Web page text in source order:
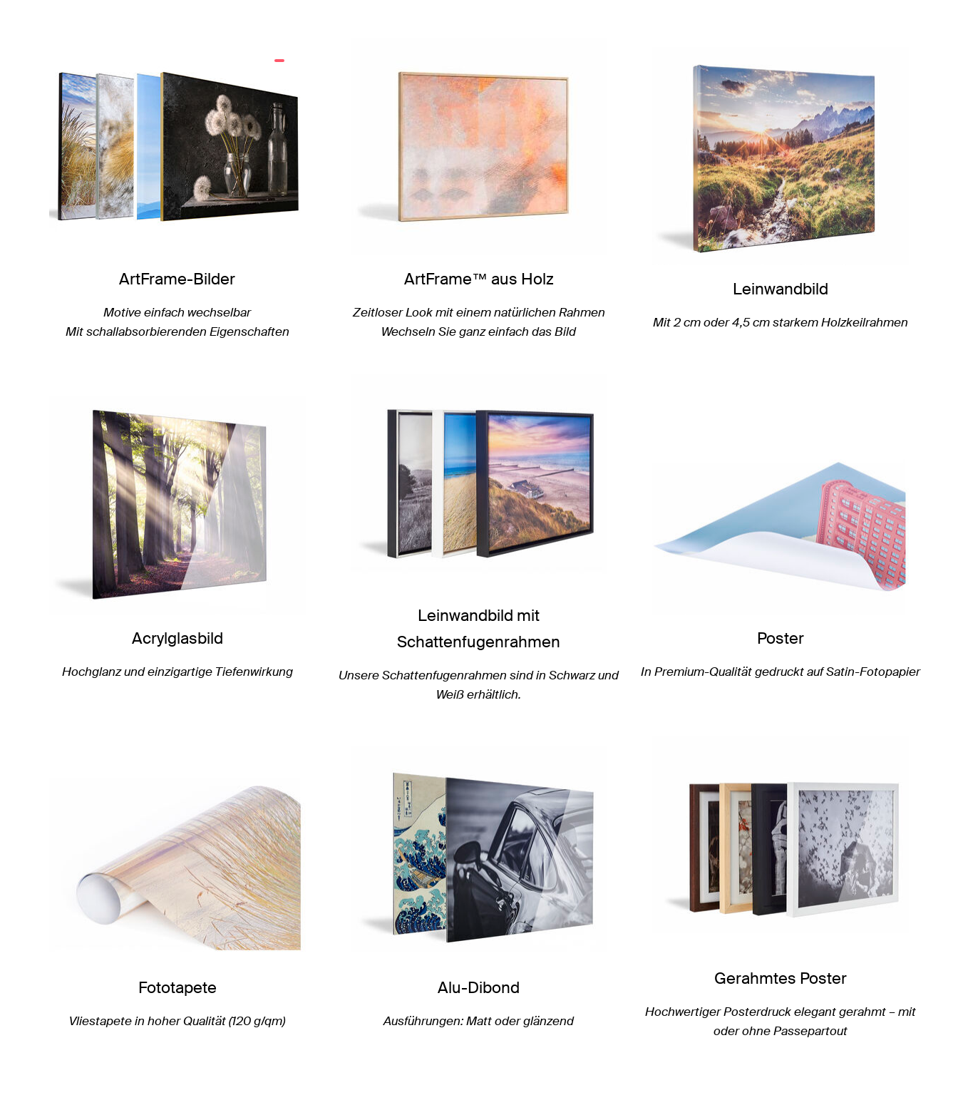
ArtFrame-Bilder
Motive einfach wechselbar
Mit schallabsorbierenden Eigenschaften
ArtFrame™ aus Holz
Zeitloser Look mit einem natürlichen Rahmen
Wechseln Sie ganz einfach das Bild
Leinwandbild
Mit 2 cm oder 4,5 cm starkem Holzkeilrahmen
Acrylglasbild
Hochglanz und einzigartige Tiefenwirkung
Leinwandbild mit
Schattenfugenrahmen
Unsere Schattenfugenrahmen sind in Schwarz und
Weiß erhältlich.
Poster
In Premium-Qualität gedruckt auf Satin-Fotopapier
Fototapete
Vliestapete in hoher Qualität (120 g/qm)
Alu-Dibond
Ausführungen: Matt oder glänzend
Gerahmtes Poster
Hochwertiger Posterdruck elegant gerahmt – mit
oder ohne Passepartout